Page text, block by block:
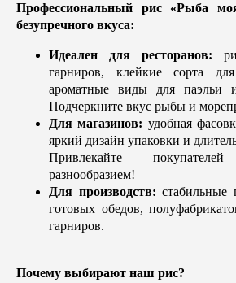
Профессиональный рис «Рыба
безупречного вкуса:
Идеален для ресторанов:
гарниров, клейкие сорта
ароматные виды для паэльи
Подчеркните вкус рыбы и
Для магазинов: удобная
яркий дизайн упаковки и
Привлекайте
разнообразием!
Для производств: стабильные
готовых обедов,
гарниров.
Почему выбирают наш рис?